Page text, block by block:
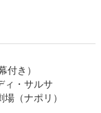
き）
ィ・サルサ
（ナポリ）